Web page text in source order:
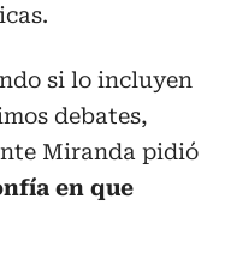
si lo incluyen
debates,
Miranda pidió
en que